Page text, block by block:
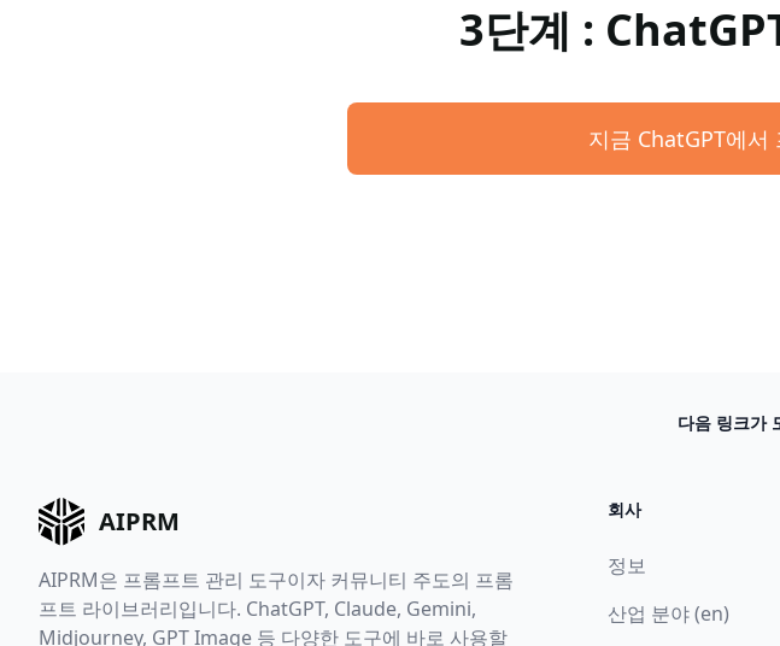
3단계 :
지금 ChatGPT에서
다음 링크가
AIPRM
AIPRM은 프롬프트 관리 도구이자 커뮤니티 주도의 프롬
프트 라이브러리입니다. ChatGPT, Claude, Gemini,
Midjourney, GPT Image 등 다양한 도구에 바로 사용할
회사
정보
산업 분야 (en)